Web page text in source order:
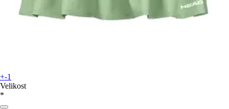
+-1
Velikost
*